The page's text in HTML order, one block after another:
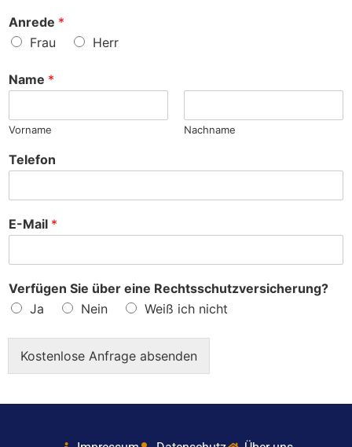
S
a
c
e
d
e
n
Anrede *
Frau
Herr
Name *
Vorname Nachname
Telefon
E-Mail *
Verfügen Sie über eine Rechtsschutzversicherung?
Ja
Nein Weiß ich nicht
Kostenlose Anfrage absenden